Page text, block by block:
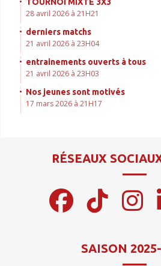
28 avril 2026 à 21H21
derniers matchs
21 avril 2026 à 23H04
entrainements ouverts à tous
21 avril 2026 à 23H03
Nos jeunes sont motivés
17 mars 2026 à 21H17
RÉSEAUX
SAISON